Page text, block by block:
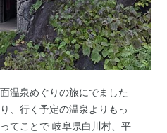
温泉めぐりの旅にでました
、行く予定の温泉よりもっ
てことで 岐阜県白川村、平